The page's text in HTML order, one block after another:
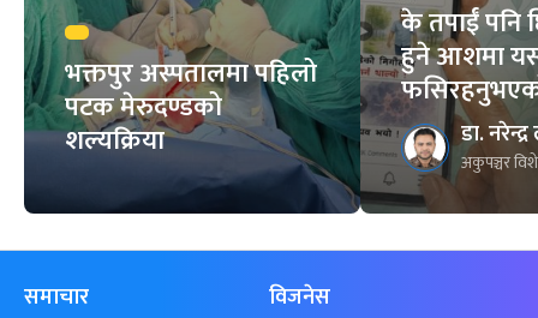
भक्तपुर अस्पतालमा पहिलो
पटक मेरुदण्डको
शल्यक्रिया
के तपाईं पनि
हुने आशमा
डा.
अकुपञ्चर
समाचार विजनेस